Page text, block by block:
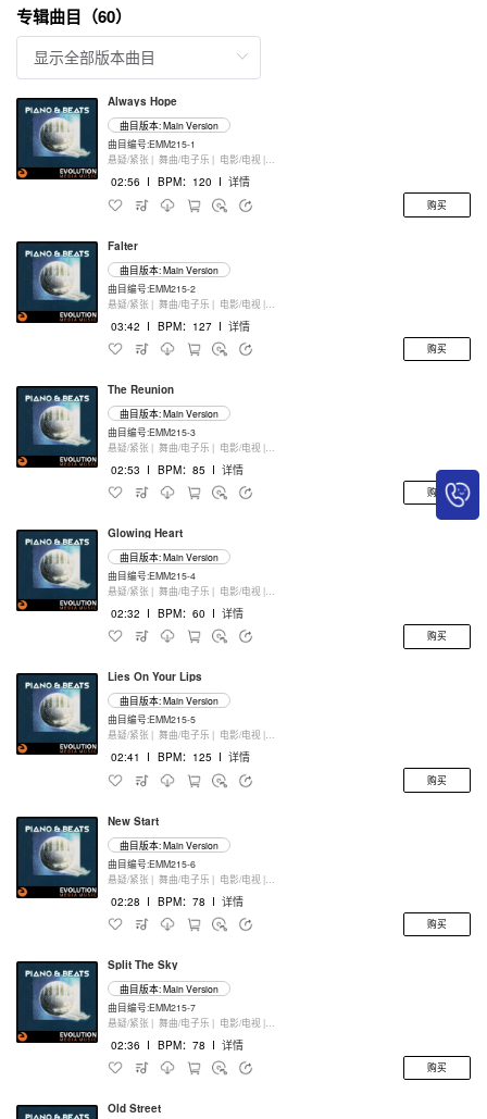
专辑曲目（60）
Always Hope
曲目版本: Main Version
曲目编号:EMM215-1
悬疑/紧张 | 舞曲/电子乐 | 电影/电视 |
02:56 I BPM：120 I 详情
购买
Falter
曲目版本: Main Version
曲目编号:EMM215-2
悬疑/紧张 | 舞曲/电子乐 | 电影/电视 |
03:42 I BPM：127 I 详情
购买
The Reunion
曲目版本: Main Version
曲目编号:EMM215-3
悬疑/紧张 | 舞曲/电子乐 | 电影/电视 |
02:53 I BPM：85 I 详情
购买
Glowing Heart
曲目版本: Main Version
曲目编号:EMM215-4
悬疑/紧张 | 舞曲/电子乐 | 电影/电视 |
02:32 I BPM：60 I 详情
购买
Lies On Your Lips
曲目版本: Main Version
曲目编号:EMM215-5
悬疑/紧张 | 舞曲/电子乐 | 电影/电视 |
02:41 I BPM：125 I 详情
购买
New Start
曲目版本: Main Version
曲目编号:EMM215-6
悬疑/紧张 | 舞曲/电子乐 | 电影/电视 |
02:28 I BPM：78 I 详情
购买
Split The Sky
曲目版本: Main Version
曲目编号:EMM215-7
悬疑/紧张 | 舞曲/电子乐 | 电影/电视 |
02:36 I BPM：78 I 详情
购买
Old Street